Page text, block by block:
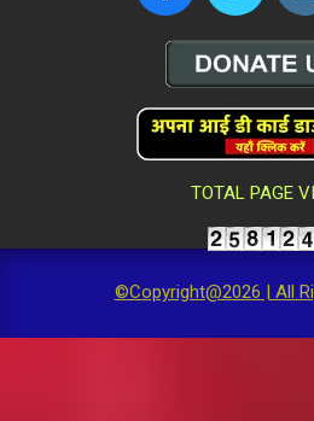
TOTAL PAGE
©Copyright@2026 | All